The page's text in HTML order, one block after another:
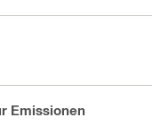
Emissionen